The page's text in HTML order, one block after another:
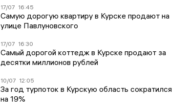
17/07 16:45
Самую дорогую квартиру в Курске продают на
улице Павлуновского
17/07 16:30
Самый дорогой коттедж в Курске продают за
десятки миллионов рублей
10/07 12:05
За год турпоток в Курскую область сократился
на 19%